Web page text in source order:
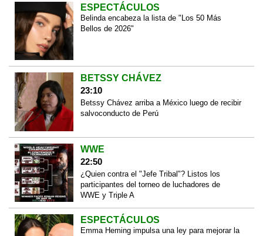
ESPECTÁCULOS
Belinda encabeza la lista de "Los 50 Más
Bellos de 2026"
BETSSY CHÁVEZ
23:10
Betssy Chávez arriba a México luego de recibir
salvoconducto de Perú
WWE
22:50
¿Quien contra el "Jefe Tribal"? Listos los
participantes del torneo de luchadores de
WWE y Triple A
ESPECTÁCULOS
Emma Heming impulsa una ley para mejorar la